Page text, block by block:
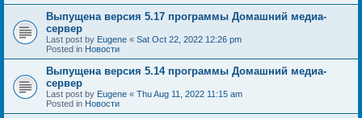
Выпущена версия 5.17 программы Домашний медиа-
сервер
Last post by Eugene « Sat Oct 22, 2022 12:26 pm
Posted in Новости
Выпущена версия 5.14 программы Домашний медиа-
сервер
Last post by Eugene « Thu Aug 11, 2022 11:15 am
Posted in Новости